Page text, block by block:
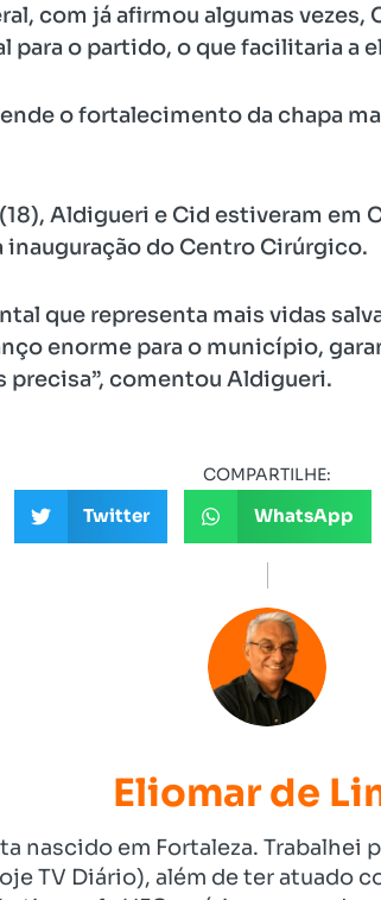
com já afirmou algumas
o partido, o que facilitaria a
o fortalecimento da chapa
Aldigueri e Cid estiveram em
inauguração do Centro Cirúrgico.
que representa mais vidas
enorme para o município,
precisa”, comentou Aldigueri.
COMPARTILHE:
Twitter WhatsApp
Eliomar de
nascido em Fortaleza. Trabalhei
TV Diário), além de ter atuado